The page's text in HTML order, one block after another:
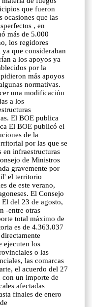
que fueron
ocasiones que las
, en
más de 5.000
los regidores
que consideraban
a los apoyos ya
por la
más apoyos
normativas.
una modificación
a los
El BOE publica
El BOE publicó el
de la
por las que se
en infraestructuras
de Ministros
gravemente por
el territorio
de este verano,
El Consejo
del 23 de agosto,
-entre otras
total máximo de
es de 4.363.037
ejecuten los
o las
las comarcas
el acuerdo del 27
un importe de
afectadas
finales de enero